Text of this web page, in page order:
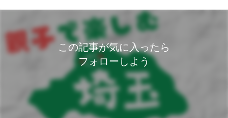
この記事が気に入ったら
フォローしよう